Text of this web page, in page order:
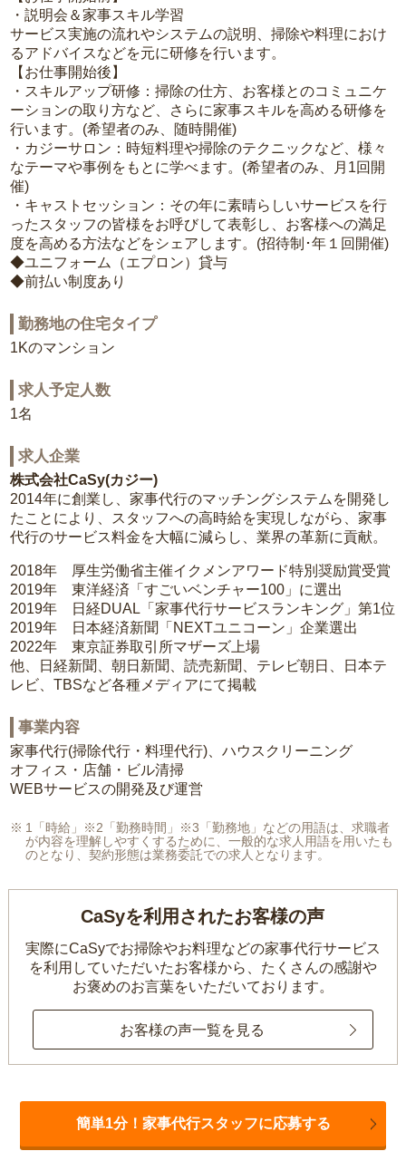
・説明会＆家事スキル学習
サービス実施の流れやシステムの説明、掃除や料理におけ
るアドバイスなどを元に研修を行います。
【お仕事開始後】
・スキルアップ研修：掃除の仕方、お客様とのコミュニケ
ーションの取り方など、さらに家事スキルを高める研修を
行います。(希望者のみ、随時開催)
・カジーサロン：時短料理や掃除のテクニックなど、様々
なテーマや事例をもとに学べます。(希望者のみ、月1回開
催)
・キャストセッション：その年に素晴らしいサービスを行
ったスタッフの皆様をお呼びして表彰し、お客様への満足
度を高める方法などをシェアします。(招待制･年１回開催)
◆ユニフォーム（エプロン）貸与
◆前払い制度あり
勤務地の住宅タイプ
1Kのマンション
求人予定人数
1名
求人企業
株式会社CaSy(カジー)
2014年に創業し、家事代行のマッチングシステムを開発し
たことにより、スタッフへの高時給を実現しながら、家事
代行のサービス料金を大幅に減らし、業界の革新に貢献。
2018年 厚生労働省主催イクメンアワード特別奨励賞受賞
2019年 東洋経済「すごいベンチャー100」に選出
2019年 日経DUAL「家事代行サービスランキング」第1位
2019年 日本経済新聞「NEXTユニコーン」企業選出
2022年 東京証券取引所マザーズ上場
他、日経新聞、朝日新聞、読売新聞、テレビ朝日、日本テ
レビ、TBSなど各種メディアにて掲載
事業内容
家事代行(掃除代行・料理代行)、ハウスクリーニング
オフィス・店舗・ビル清掃
WEBサービスの開発及び運営
1「時給」※2「勤務時間」※3「勤務地」などの用語は、求職者
が内容を理解しやすくするために、一般的な求人用語を用いたも
のとなり、契約形態は業務委託での求人となります。
CaSyを利用されたお客様の声
実際にCaSyでお掃除やお料理などの家事代行サービス
を利用していただいたお客様から、 たくさんの感謝や
お褒めのお言葉をいただいております。
お客様の声一覧を見る
簡単1分！家事代行スタッフに応募する